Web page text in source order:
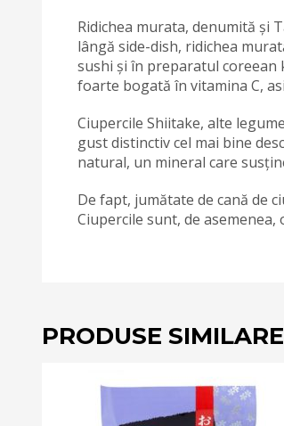
Ridichea murata, denumită și
lângă side-dish, ridichea
sushi și în preparatul coreean
foarte bogată în vitamina C,
Ciupercile Shiitake, alte
gust distinctiv cel mai bine
natural, un mineral care
De fapt, jumătate de cană de
Ciupercile sunt, de
PRODUSE SIMILARE